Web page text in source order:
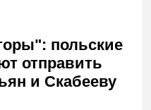
польские
отправить
и Скабееву